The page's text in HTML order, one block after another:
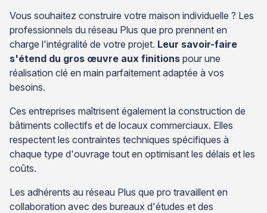
Vous souhaitez construire votre maison individuelle ? Les
professionnels du réseau Plus que pro prennent en
charge l'intégralité de votre projet. Leur savoir-faire
s'étend du gros œuvre aux finitions pour une
réalisation clé en main parfaitement adaptée à vos
besoins.
Ces entreprises maîtrisent également la construction de
bâtiments collectifs et de locaux commerciaux. Elles
respectent les contraintes techniques spécifiques à
chaque type d'ouvrage tout en optimisant les délais et les
coûts.
Les adhérents au réseau Plus que pro travaillent en
collaboration avec des bureaux d'études et des